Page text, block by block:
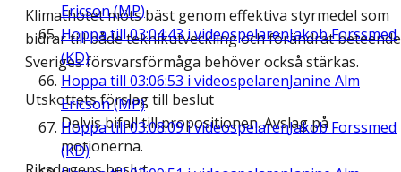
Ericson (MP)
Hoppa till03:04:43i videospelarenJakob Forssmed
(KD)
Hoppa till 03:06:53 i videospelarenJanine Alm
Ericson (MP)
Hoppa till03:08:09i videospelarenJakob Forssmed
(KD)
Klimathotet möts bäst genom effektiva styrmedel som
bidrar till både teknikutveckling och förändrat
Sveriges försvarsförmåga behöver också stärkas.
Utskottets förslag till beslut
Delvis bifall till propositionen. Avslag på
motionerna.